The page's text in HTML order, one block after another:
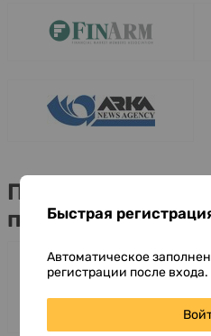
партнеры
Быстрая
Автоматическое
регистрации после входа.